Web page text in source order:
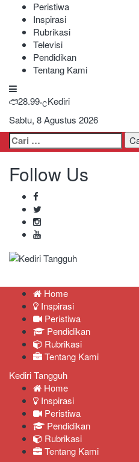
Peristiwa
Inspirasi
Rubrikasi
Televisi
Pendidikan
Tentang Kami
28.99℃Kediri
Sabtu, 8 Agustus 2026
Cari
untuk:
Follow Us
Home
Inspirasi
Peristiwa
Pendidikan
Rubrikasi
Tentang Kami
Kediri Tangguh
Home
Inspirasi
Peristiwa
Pendidikan
Rubrikasi
Tentang Kami